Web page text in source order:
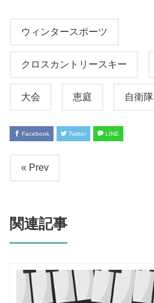
ウィンタースポーツ
クロスカントリースキー
大会 恵庭 自衛隊
Facebook Twitter LINE
« Prev
関連記事